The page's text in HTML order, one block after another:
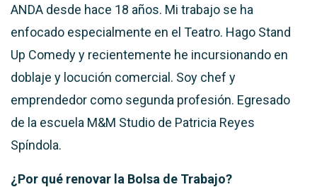
ANDA desde hace 18 años. Mi trabajo se ha
enfocado especialmente en el Teatro. Hago Stand
Up Comedy y recientemente he incursionando en
doblaje y locución comercial. Soy chef y
emprendedor como segunda profesión. Egresado
de la escuela M&M Studio de Patricia Reyes
Spíndola.
¿Por qué renovar la Bolsa de Trabajo?